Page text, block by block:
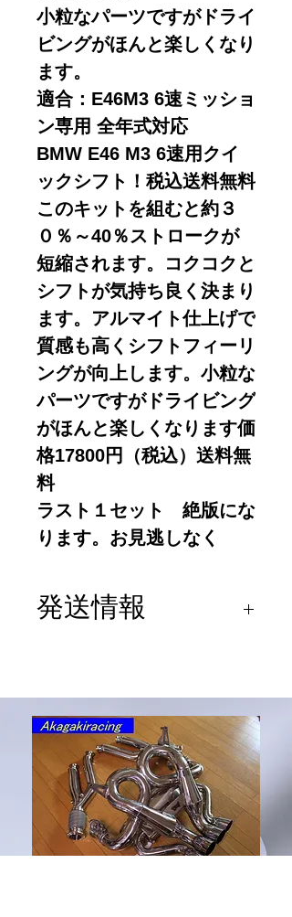
小粒なパーツですがドライ
ビングがほんと楽しくなり
ます。
適合：E46M3 6速ミッショ
ン専用 全年式対応
BMW E46 M3 6速用クイ
ックシフト！税込送料無料
このキットを組むと約３
０％～40％ストロークが
短縮されます。コクコクと
シフトが気持ち良く決まり
ます。アルマイト仕上げで
質感も高くシフトフィーリ
ングが向上します。小粒な
パーツですがドライビング
がほんと楽しくなります価
格17800円（税込）送料無
料
ラスト１セット 絶版にな
ります。お見逃しなく
発送情報